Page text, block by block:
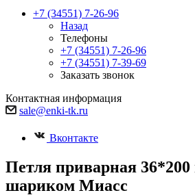
+7 (34551) 7-26-96
Назад
Телефоны
+7 (34551) 7-26-96
+7 (34551) 7-39-69
Заказать звонок
Контактная информация
sale@enki-tk.ru
Вконтакте
Петля приварная 36*200
шариком Миасс